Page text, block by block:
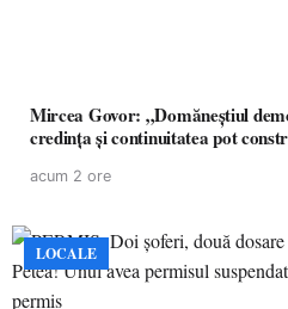
Mircea Govor: „Domăneștiul
credința și continuitatea pot
acum 2 ore
LOCALE